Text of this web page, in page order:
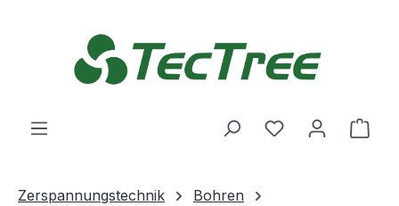
Du hast 0
Zerspannungstechnik
Bohren